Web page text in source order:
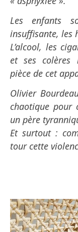
Les enfants
insuffisante, les
L’alcool, les
et ses colères
pièce de cet
Olivier
chaotique pour
un père
Et surtout :
tour cette